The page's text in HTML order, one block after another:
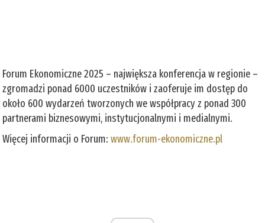
Forum Ekonomiczne 2025 – największa konferencja w regionie –
zgromadzi ponad 6000 uczestników i zaoferuje im dostęp do
około 600 wydarzeń tworzonych we współpracy z ponad 300
partnerami biznesowymi, instytucjonalnymi i medialnymi.
Więcej informacji o Forum:www.forum-ekonomiczne.pl